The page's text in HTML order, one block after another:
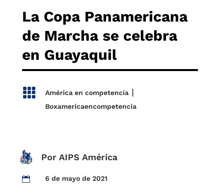
La Copa Panamericana
de Marcha se celebra
en Guayaquil
 América en competencia|
Boxamericaencompetencia
Por AIPS América
 6 de mayo de 2021